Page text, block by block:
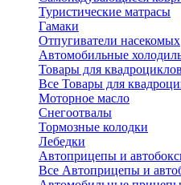
Туристические матрасы
Гамаки
Отпугиватели насекомых
Автомобильные
Товары для
Все Товары для
Моторное масло
Снегоотвалы
Тормозные колодки
Лебедки
Автоприцепы и
Все Автоприцепы и